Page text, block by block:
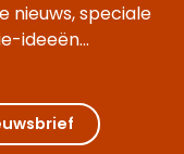
nieuws, speciale
ideeën...